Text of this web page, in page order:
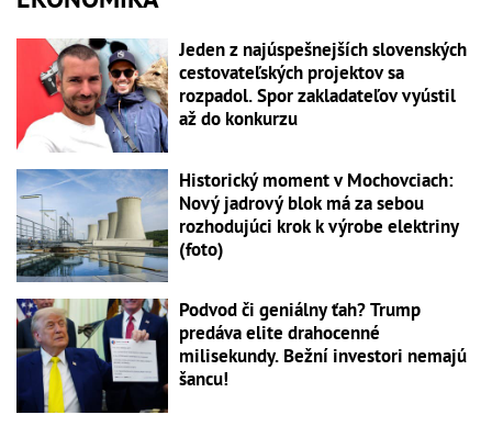
Jeden z najúspešnejších slovenských
cestovateľských projektov sa
rozpadol. Spor zakladateľov vyústil
až do konkurzu
Historický moment v Mochovciach:
Nový jadrový blok má za sebou
rozhodujúci krok k výrobe elektriny
(foto)
Podvod či geniálny ťah? Trump
predáva elite drahocenné
milisekundy. Bežní investori nemajú
šancu!